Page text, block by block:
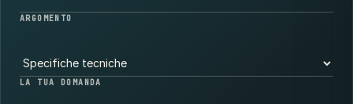
ARGOMENTO
LA TUA DOMANDA